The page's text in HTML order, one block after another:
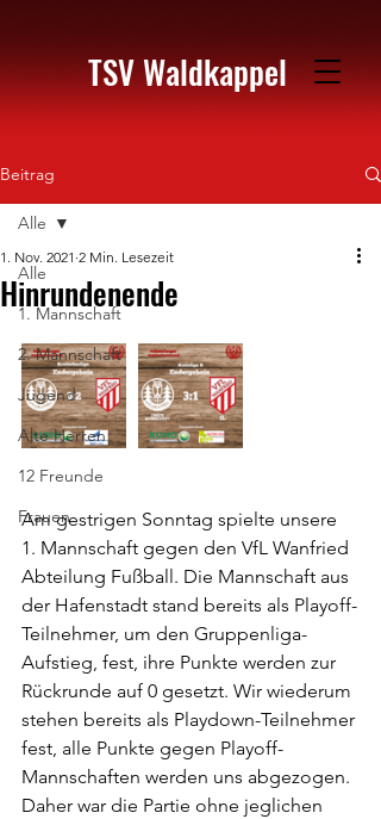
TSV Waldkappel
Beitrag
Alle
1. Mannschaft
2. Mannschaft
Jugend
Alte Herren
12 Freunde
Frauen
Alle
Hinrundenende
1. Nov. 2021 2 Min. Lesezeit
Am gestrigen Sonntag spielte unsere
1. Mannschaft gegen den VfL Wanfried
Abteilung Fußball. Die Mannschaft aus
der Hafenstadt stand bereits als Playoff-
Teilnehmer, um den Gruppenliga-
Aufstieg, fest, ihre Punkte werden zur
Rückrunde auf 0 gesetzt. Wir wiederum
stehen bereits als Playdown-Teilnehmer
fest, alle Punkte gegen Playoff-
Mannschaften werden uns abgezogen.
Daher war die Partie ohne jeglichen